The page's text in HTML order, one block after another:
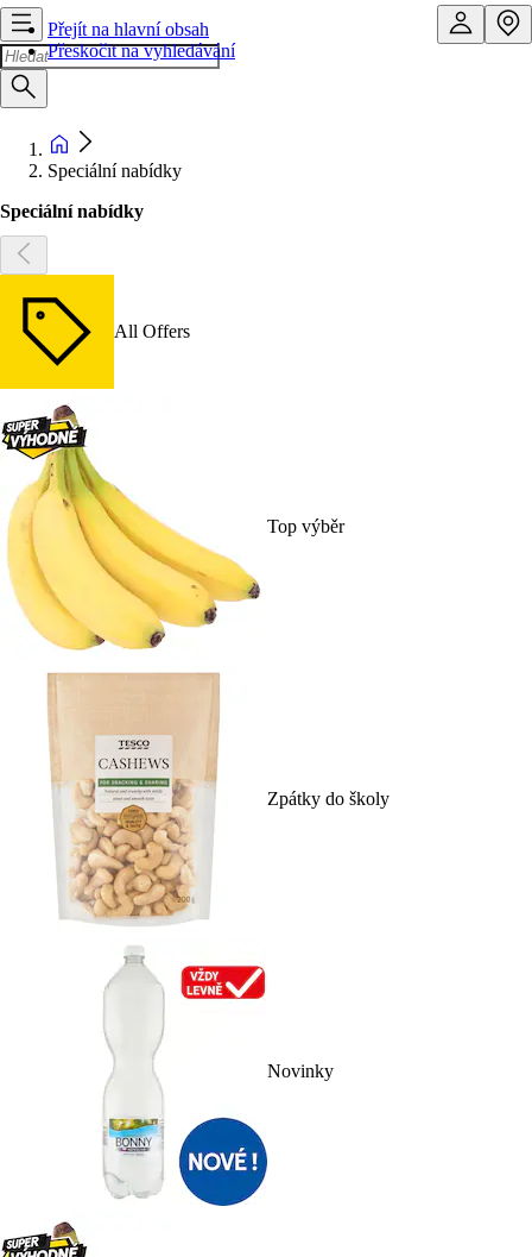
Přejít na hlavní obsah
Přeskočit na vyhledávání
Speciální nabídky
Speciální nabídky
All Offers
Top výběr
Zpátky do školy
Novinky